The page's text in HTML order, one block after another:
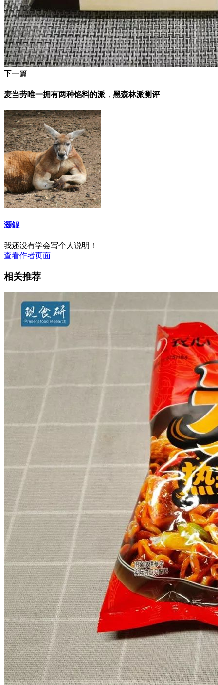
下一篇
麦当劳唯一拥有两种馅料的派，黑森林派测评
灏鲲
我还没有学会写个人说明！
查看作者页面
相关推荐